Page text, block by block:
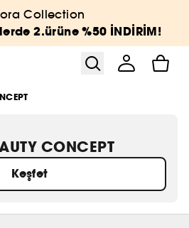
Collection
2.ürüne %50 İNDİRİM!
CONCEPT
Keşfet